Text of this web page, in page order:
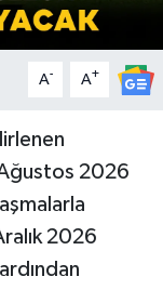
A- A+
2026
2026